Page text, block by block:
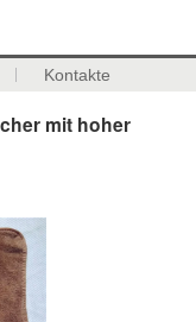
Kontakte
mit hoher